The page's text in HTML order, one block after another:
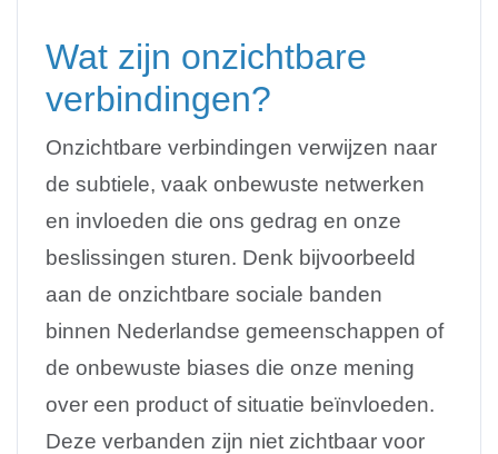
Wat zijn onzichtbare
verbindingen?
Onzichtbare verbindingen verwijzen naar
de subtiele, vaak onbewuste netwerken
en invloeden die ons gedrag en onze
beslissingen sturen. Denk bijvoorbeeld
aan de onzichtbare sociale banden
binnen Nederlandse gemeenschappen of
de onbewuste biases die onze mening
over een product of situatie beïnvloeden.
Deze verbanden zijn niet zichtbaar voor